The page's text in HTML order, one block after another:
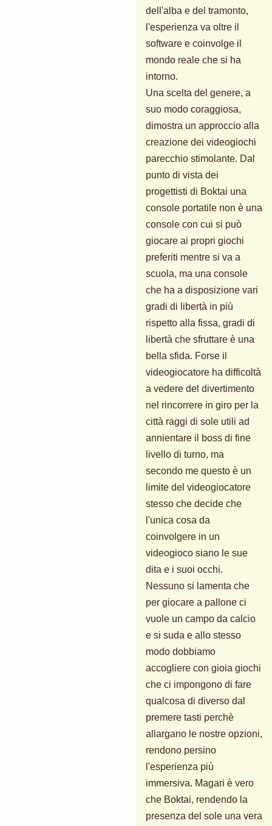
dell'alba e del tramonto,
l'esperienza va oltre il
software e coinvolge il
mondo reale che si ha
intorno.
Una scelta del genere, a
suo modo coraggiosa,
dimostra un approccio alla
creazione dei videogiochi
parecchio stimolante. Dal
punto di vista dei
progettisti di Boktai una
console portatile non è una
console con cui si può
giocare ai propri giochi
preferiti mentre si va a
scuola, ma una console
che ha a disposizione vari
gradi di libertà in più
rispetto alla fissa, gradi di
libertà che sfruttare è una
bella sfida. Forse il
videogiocatore ha difficoltà
a vedere del divertimento
nel rincorrere in giro per la
città raggi di sole utili ad
annientare il boss di fine
livello di turno, ma
secondo me questo è un
limite del videogiocatore
stesso che decide che
l'unica cosa da
coinvolgere in un
videogioco siano le sue
dita e i suoi occhi.
Nessuno si lamenta che
per giocare a pallone ci
vuole un campo da calcio
e si suda e allo stesso
modo dobbiamo
accogliere con gioia giochi
che ci impongono di fare
qualcosa di diverso dal
premere tasti perchè
allargano le nostre opzioni,
rendono persino
l'esperienza più
immersiva. Magari è vero
che Boktai, rendendo la
presenza del sole una vera